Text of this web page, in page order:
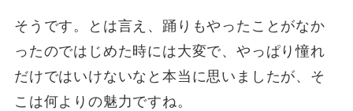
そうです。とは言え、踊りもやったことがなか
ったのではじめた時には大変で、やっぱり憧れ
だけではいけないなと本当に思いましたが、そ
こは何よりの魅力ですね。